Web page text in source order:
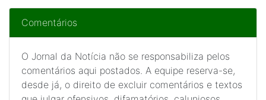
Comentários
O Jornal da Notícia não se responsabiliza pelos
comentários aqui postados. A equipe reserva-se,
desde já, o direito de excluir comentários e textos